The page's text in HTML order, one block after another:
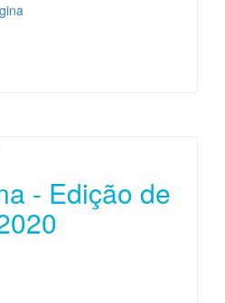
- Edição de